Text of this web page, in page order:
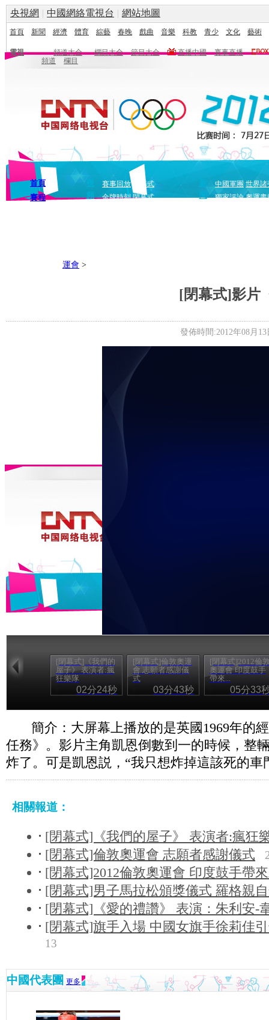
央視網 | 中國網絡電視台 | 網站地圖
首頁 新聞 經濟 體育 綜藝 春晚 戲曲 音樂 科教 青少 文化 藝術
電視 頻道大全 欄目大全 節目大全 直播中國
賽事直播
頻道
欄目
首頁
賽程
頻
賽事回放
開幕式
金牌時刻 閉幕式
中國軍團 世界諸
獨家評論 奧運畫
運會 >
[閉幕式]影片
發佈時間:2012年08月
[閉幕式]《我們的
屋子》 表演者:瘋
狂樂隊
02分24秒
[閉幕式]倫敦奧運
會 志願者感謝儀
式
03分43秒
[閉幕式]2012倫
奧運會 印度鼓手
帶來...
05分33
簡介：大屏幕上播放的是英國1969年的
任務》。影片主角凱恩倒數到一的時候，整
炸了。可是凱恩説，“我只想炸掉這該死的車
相關報道：
[閉幕式]《我們的屋子》 表演者:瘋狂
[閉幕式]倫敦奧運會 志願者感謝儀式
[閉幕式]2012倫敦奧運會 印度鼓手帶
[閉幕式]男子馬拉松頒獎儀式 羅格親
[閉幕式]《愛的禮讚》 表演：朱利安-
[閉幕式]旗手入場 中國女旗手徐莉佳
13
中國代表團 更多